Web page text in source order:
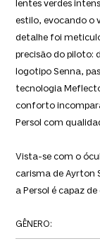
lentes verdes
estilo, evocando o
detalhe foi
precisão do piloto:
logotipo Senna,
tecnologia
conforto
Persol com
Vista-se com o
carisma de Ayrton
a Persol é capaz
GÊNERO: